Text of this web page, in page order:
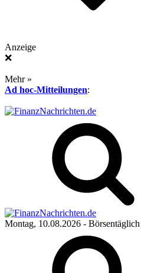
Anzeige
❌
Mehr »
Ad hoc-Mitteilungen:
Montag, 10.08.2026 -